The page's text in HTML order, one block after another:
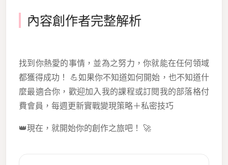
內容創作者完整解析
找到你熱愛的事情，並為之努力，你就能在任何領域
都獲得成功！ 💪如果你不知道如何開始，也不知道什
麼最適合你，歡迎加入我的課程或訂閱我的部落格付
費會員，每週更新實戰變現策略＋私密技巧
👑現在，就開始你的創作之旅吧！ 🚀